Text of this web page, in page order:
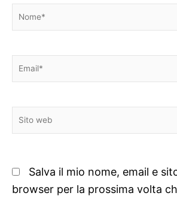
Nome*
Email*
Sito
web
Salva il mio nome, email e
browser per la prossima volta